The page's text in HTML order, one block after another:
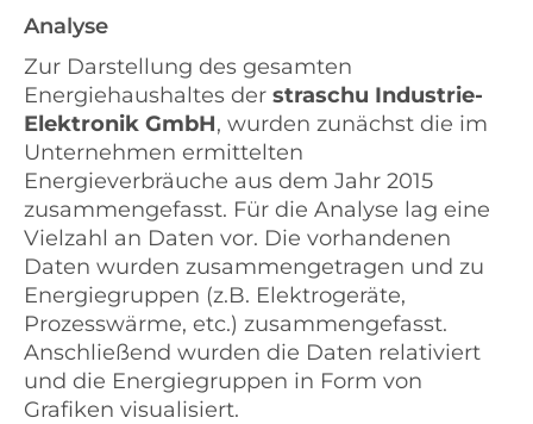
Analyse
Zur Darstellung des gesamten
Energiehaushaltes der straschu Industrie-
Elektronik GmbH, wurden zunächst die im
Unternehmen ermittelten
Energieverbräuche aus dem Jahr 2015
zusammengefasst. Für die Analyse lag eine
Vielzahl an Daten vor. Die vorhandenen
Daten wurden zusammengetragen und zu
Energiegruppen (z.B. Elektrogeräte,
Prozesswärme, etc.) zusammengefasst.
Anschließend wurden die Daten relativiert
und die Energiegruppen in Form von
Grafiken visualisiert.